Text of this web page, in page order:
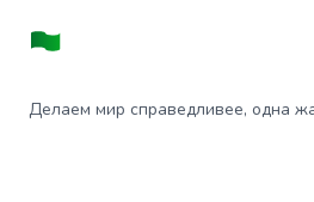
Делаем мир справедливее, одна